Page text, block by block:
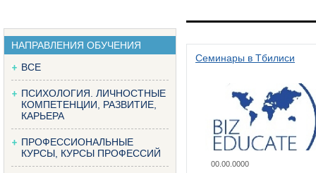
НАПРАВЛЕНИЯ ОБУЧЕНИЯ
ВСЕ
ПСИХОЛОГИЯ. ЛИЧНОСТНЫЕ
КОМПЕТЕНЦИИ, РАЗВИТИЕ,
КАРЬЕРА
ПРОФЕССИОНАЛЬНЫЕ
КУРСЫ, КУРСЫ ПРОФЕССИЙ
Семинары в Тбилиси
00.00.0000